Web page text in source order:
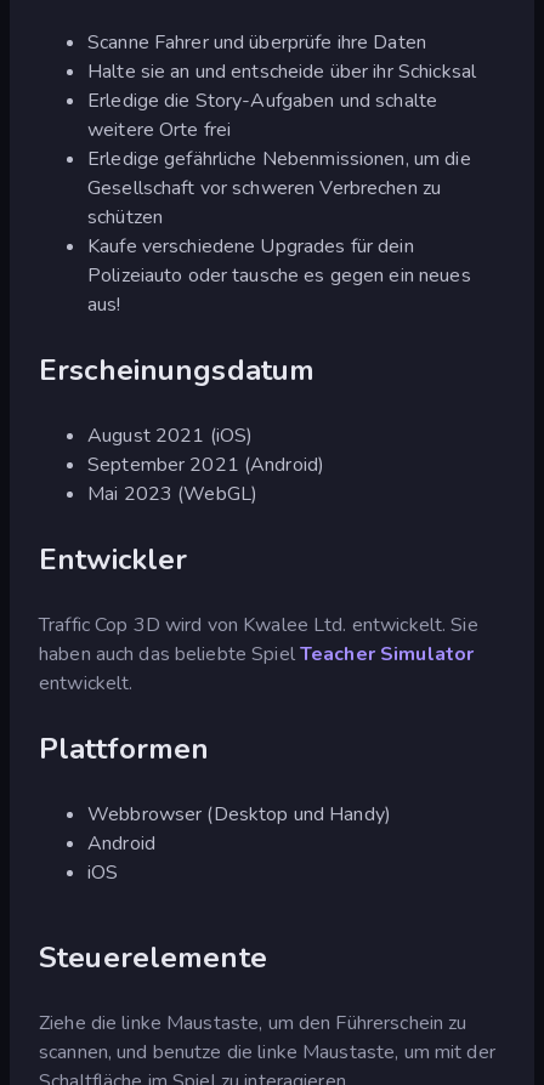
Scanne Fahrer und überprüfe ihre Daten
Halte sie an und entscheide über ihr Schicksal
Erledige die Story-Aufgaben und schalte
weitere Orte frei
Erledige gefährliche Nebenmissionen, um die
Gesellschaft vor schweren Verbrechen zu
schützen
Kaufe verschiedene Upgrades für dein
Polizeiauto oder tausche es gegen ein neues
aus!
Erscheinungsdatum
August 2021 (iOS)
September 2021 (Android)
Mai 2023 (WebGL)
Entwickler
Traffic Cop 3D wird von Kwalee Ltd. entwickelt. Sie
haben auch das beliebte SpielTeacher Simulator
entwickelt.
Plattformen
Webbrowser (Desktop und Handy)
Android
iOS
Steuerelemente
Ziehe die linke Maustaste, um den Führerschein zu
scannen, und benutze die linke Maustaste, um mit der